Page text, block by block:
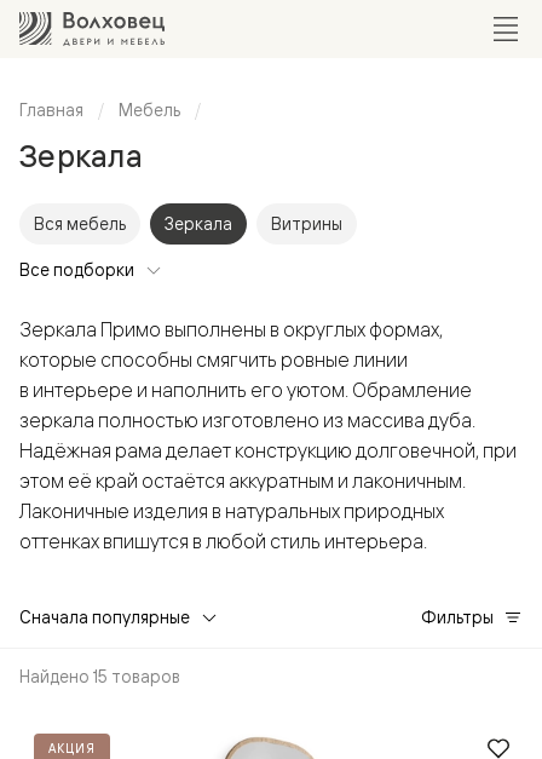
Главная Мебель
Зеркала
Вся мебель Зеркала Витрины
Все подборки
Зеркала Примо выполнены в округлых формах,
которые способны смягчить ровные линии
в интерьере и наполнить его уютом. Обрамление
зеркала полностью изготовлено из массива дуба.
Надёжная рама делает конструкцию долговечной, при
этом её край остаётся аккуратным и лаконичным.
Лаконичные изделия в натуральных природных
оттенках впишутся в любой стиль интерьера.
Сначала популярные Фильтры
Найдено 15 товаров
АКЦИЯ